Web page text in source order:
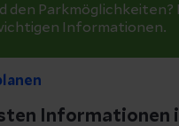
den Parkmöglichkeiten?
Informationen.
Informationen